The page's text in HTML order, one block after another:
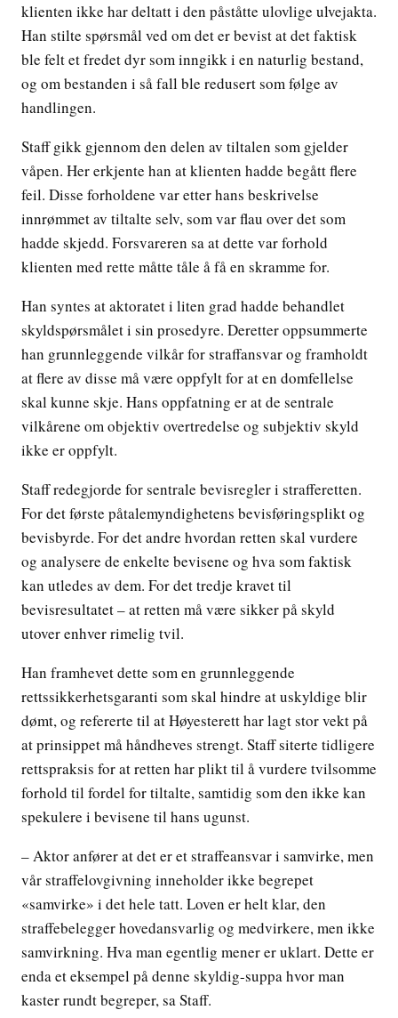
klienten ikke har deltatt i den påståtte ulovlige ulvejakta.
Han stilte spørsmål ved om det er bevist at det faktisk
ble felt et fredet dyr som inngikk i en naturlig bestand,
og om bestanden i så fall ble redusert som følge av
handlingen.
Staff gikk gjennom den delen av tiltalen som gjelder
våpen. Her erkjente han at klienten hadde begått flere
feil. Disse forholdene var etter hans beskrivelse
innrømmet av tiltalte selv, som var flau over det som
hadde skjedd. Forsvareren sa at dette var forhold
klienten med rette måtte tåle å få en skramme for.
Han syntes at aktoratet i liten grad hadde behandlet
skyldspørsmålet i sin prosedyre. Deretter oppsummerte
han grunnleggende vilkår for straffansvar og framholdt
at flere av disse må være oppfylt for at en domfellelse
skal kunne skje. Hans oppfatning er at de sentrale
vilkårene om objektiv overtredelse og subjektiv skyld
ikke er oppfylt.
Staff redegjorde for sentrale bevisregler i strafferetten.
For det første påtalemyndighetens bevisføringsplikt og
bevisbyrde. For det andre hvordan retten skal vurdere
og analysere de enkelte bevisene og hva som faktisk
kan utledes av dem. For det tredje kravet til
bevisresultatet – at retten må være sikker på skyld
utover enhver rimelig tvil.
Han framhevet dette som en grunnleggende
rettssikkerhetsgaranti som skal hindre at uskyldige blir
dømt, og refererte til at Høyesterett har lagt stor vekt på
at prinsippet må håndheves strengt. Staff siterte tidligere
rettspraksis for at retten har plikt til å vurdere tvilsomme
forhold til fordel for tiltalte, samtidig som den ikke kan
spekulere i bevisene til hans ugunst.
– Aktor anfører at det er et straffeansvar i samvirke, men
vår straffelovgivning inneholder ikke begrepet
«samvirke» i det hele tatt. Loven er helt klar, den
straffebelegger hovedansvarlig og medvirkere, men ikke
samvirkning. Hva man egentlig mener er uklart. Dette er
enda et eksempel på denne skyldig-suppa hvor man
kaster rundt begreper, sa Staff.